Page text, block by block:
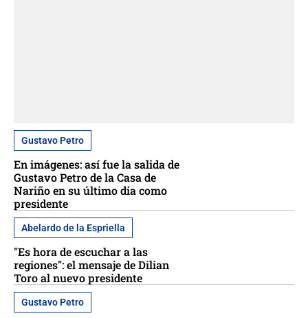
Gustavo Petro
En imágenes: así fue la salida de
Gustavo Petro de la Casa de
Nariño en su último día como
presidente
Abelardo de la Espriella
"Es hora de escuchar a las
regiones": el mensaje de Dilian
Toro al nuevo presidente
Gustavo Petro